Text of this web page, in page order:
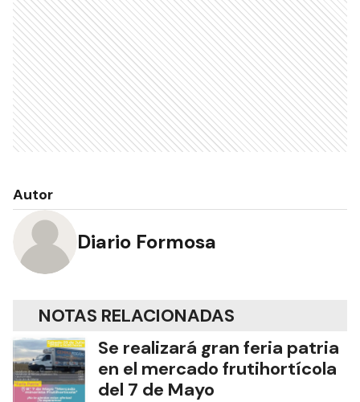
Autor
Diario Formosa
NOTAS RELACIONADAS
Se realizará gran feria patria
en el mercado frutihortícola
del 7 de Mayo